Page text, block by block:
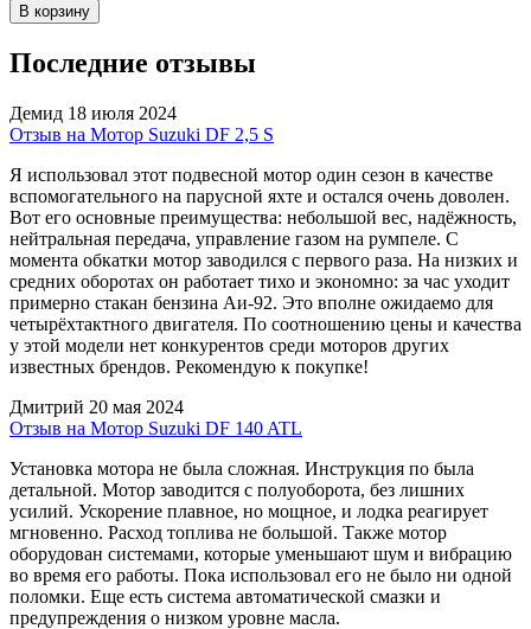
В корзину
Последние отзывы
Демид 18 июля 2024
Отзыв на Мотор Suzuki DF 2,5 S
Я использовал этот подвесной мотор один сезон в качестве
вспомогательного на парусной яхте и остался очень доволен.
Вот его основные преимущества: небольшой вес, надёжность,
нейтральная передача, управление газом на румпеле. С
момента обкатки мотор заводился с первого раза. На низких и
средних оборотах он работает тихо и экономно: за час уходит
примерно стакан бензина Аи-92. Это вполне ожидаемо для
четырёхтактного двигателя. По соотношению цены и качества
у этой модели нет конкурентов среди моторов других
известных брендов. Рекомендую к покупке!
Дмитрий 20 мая 2024
Отзыв на Мотор Suzuki DF 140 ATL
Установка мотора не была сложная. Инструкция по была
детальной. Мотор заводится с полуоборота, без лишних
усилий. Ускорение плавное, но мощное, и лодка реагирует
мгновенно. Расход топлива не большой. Также мотор
оборудован системами, которые уменьшают шум и вибрацию
во время его работы. Пока использовал его не было ни одной
поломки. Еще есть система автоматической смазки и
предупреждения о низком уровне масла.